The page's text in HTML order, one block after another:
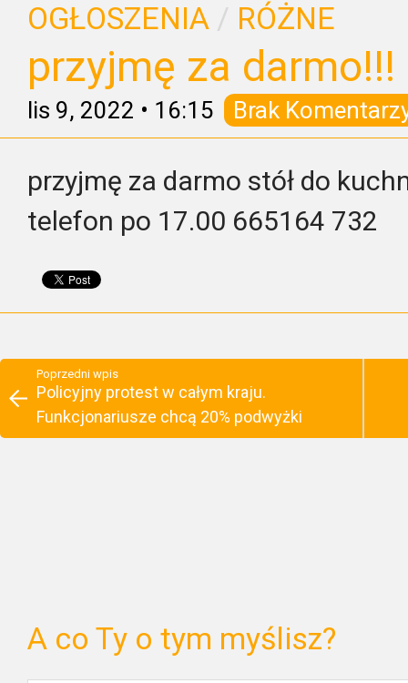
OGŁOSZENIA / RÓŻNE
przyjmę za darmo!!!
lis 9, 2022 • 16:15 Brak
przyjmę za darmo stół do
telefon po 17.00 665164 732
Poprzedni wpis
Policyjny protest w całym kraju.
Funkcjonariusze chcą 20% podwyżki
A co Ty o tym myślisz?